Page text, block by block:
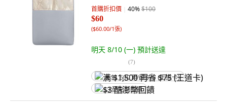
首購折扣價 40%$100
$60
($60.00/1張)
明天 8/10 (一) 預計送達
(7)
满 $1,500 再省 $75 (王道卡)
$3 酷澎幣回饋